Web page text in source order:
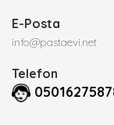
E-Posta
info@pastaevi.net
Telefon